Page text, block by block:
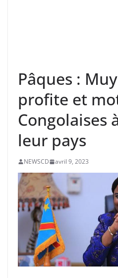
Pâques :
profite et
Congolaises
leur pays
NEWSCD avril 9, 2023